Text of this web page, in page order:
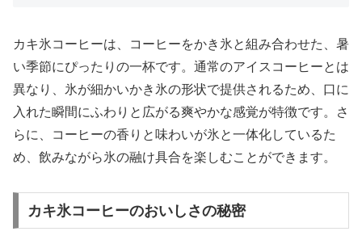
カキ氷コーヒーは、コーヒーをかき氷と組み合わせた、暑
い季節にぴったりの一杯です。通常のアイスコーヒーとは
異なり、氷が細かいかき氷の形状で提供されるため、口に
入れた瞬間にふわりと広がる爽やかな感覚が特徴です。さ
らに、コーヒーの香りと味わいが氷と一体化しているた
め、飲みながら氷の融け具合を楽しむことができます。
カキ氷コーヒーのおいしさの秘密